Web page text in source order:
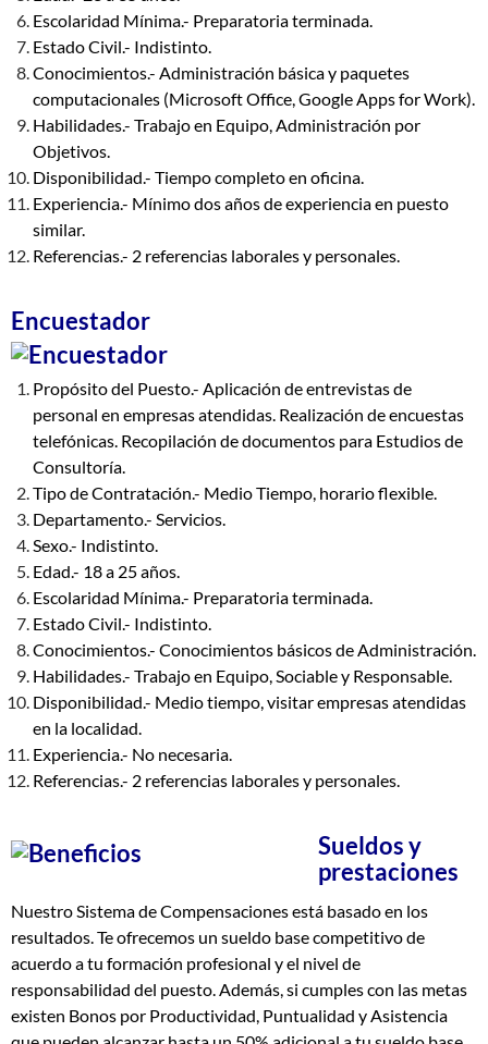
Escolaridad Mínima.- Preparatoria terminada.
Estado Civil.- Indistinto.
Conocimientos.- Administración básica y paquetes
computacionales (Microsoft Office, Google Apps for Work).
Habilidades.- Trabajo en Equipo, Administración por
Objetivos.
Disponibilidad.- Tiempo completo en oficina.
Experiencia.- Mínimo dos años de experiencia en puesto
similar.
Referencias.- 2 referencias laborales y personales.
Encuestador
Propósito del Puesto.- Aplicación de entrevistas de
personal en empresas atendidas. Realización de encuestas
telefónicas. Recopilación de documentos para Estudios de
Consultoría.
Tipo de Contratación.- Medio Tiempo, horario flexible.
Departamento.- Servicios.
Sexo.- Indistinto.
Edad.- 18 a 25 años.
Escolaridad Mínima.- Preparatoria terminada.
Estado Civil.- Indistinto.
Conocimientos.- Conocimientos básicos de Administración.
Habilidades.- Trabajo en Equipo, Sociable y Responsable.
Disponibilidad.- Medio tiempo, visitar empresas atendidas
en la localidad.
Experiencia.- No necesaria.
Referencias.- 2 referencias laborales y personales.
Sueldos y
prestaciones
Nuestro Sistema de Compensaciones está basado en los
resultados. Te ofrecemos un sueldo base competitivo de
acuerdo a tu formación profesional y el nivel de
responsabilidad del puesto. Además, si cumples con las metas
existen Bonos por Productividad, Puntualidad y Asistencia